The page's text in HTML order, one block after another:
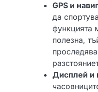
GPS и
да
функцията
полезна,
Дисплей и